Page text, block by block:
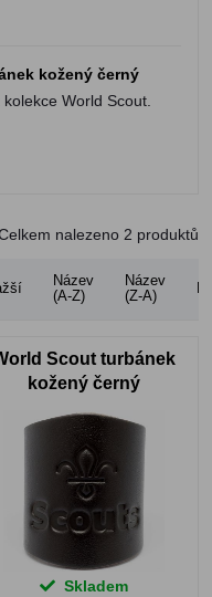
kožený černý
World Scout.
nalezeno 2 produktů
Název
(A-Z)
Název
(Z-A)
Scout turbánek
kožený černý
Skladem